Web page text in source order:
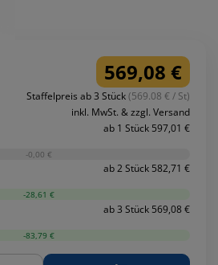
569,08 €
Staffelpreis ab 3 Stück(569.08 € / St)
inkl. MwSt. & zzgl. Versand
ab 1 Stück 597,01 €
-0,00 €
ab 2 Stück 582,71 €
-28,61 €
ab 3 Stück 569,08 €
-83,79 €